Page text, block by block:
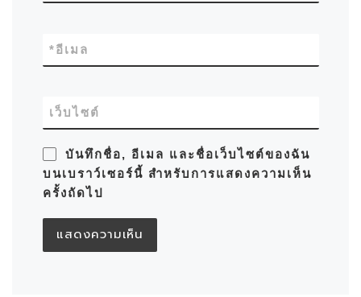
อีเมล
*
เว็บไซต์
บันทึกชื่อ, อีเมล และชื่อเว็บไซต์ของฉัน
บนเบราว์เซอร์นี้ สำหรับการแสดงความเห็น
ครั้งถัดไป